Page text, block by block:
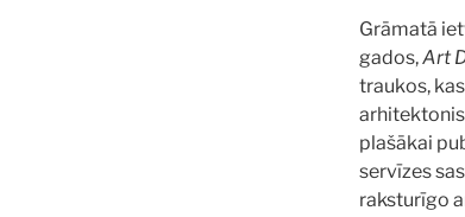
Grāmatā
gados,Art
traukos,
plašākai
servīzes
raksturīgo